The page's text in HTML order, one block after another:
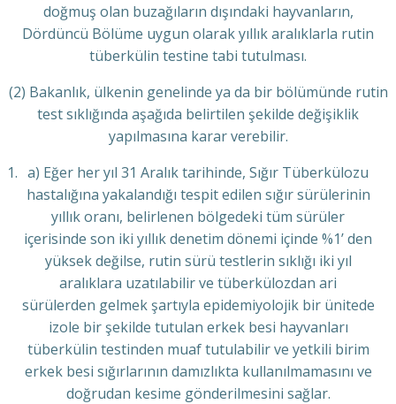
doğmuş olan buzağıların dışındaki hayvanların,
Dördüncü Bölüme uygun olarak yıllık aralıklarla rutin
tüberkülin testine tabi tutulması.
(2) Bakanlık, ülkenin genelinde ya da bir bölümünde rutin
test sıklığında aşağıda belirtilen şekilde değişiklik
yapılmasına karar verebilir.
a) Eğer her yıl 31 Aralık tarihinde, Sığır Tüberkülozu
hastalığına yakalandığı tespit edilen sığır sürülerinin
yıllık oranı, belirlenen bölgedeki tüm sürüler
içerisinde son iki yıllık denetim dönemi içinde %1’ den
yüksek değilse, rutin sürü testlerin sıklığı iki yıl
aralıklara uzatılabilir ve tüberkülozdan ari
sürülerden gelmek şartıyla epidemiyolojik bir ünitede
izole bir şekilde tutulan erkek besi hayvanları
tüberkülin testinden muaf tutulabilir ve yetkili birim
erkek besi sığırlarının damızlıkta kullanılmamasını ve
doğrudan kesime gönderilmesini sağlar.